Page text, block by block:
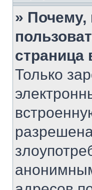
» Почему,
страница
Только